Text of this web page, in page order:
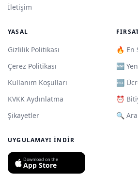
İletişim
YASAL
Gizlilik Politikası
Çerez Politikası
Kullanım Koşulları
KVKK Aydınlatma
Şikayetler
🔥 En
🆕
🆓
⏰
🔍 Ara
UYGULAMAYI İNDIR
Download on the
App Store